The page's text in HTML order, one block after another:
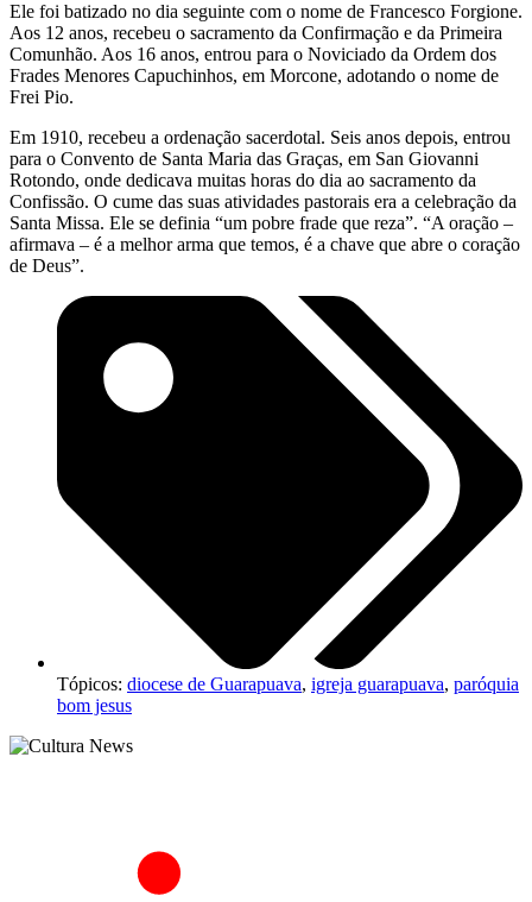
Ele foi batizado no dia seguinte com o nome de Francesco Forgione.
Aos 12 anos, recebeu o sacramento da Confirmação e da Primeira
Comunhão. Aos 16 anos, entrou para o Noviciado da Ordem dos
Frades Menores Capuchinhos, em Morcone, adotando o nome de
Frei Pio.
Em 1910, recebeu a ordenação sacerdotal. Seis anos depois, entrou
para o Convento de Santa Maria das Graças, em San Giovanni
Rotondo, onde dedicava muitas horas do dia ao sacramento da
Confissão. O cume das suas atividades pastorais era a celebração da
Santa Missa. Ele se definia “um pobre frade que reza”. “A oração –
afirmava – é a melhor arma que temos, é a chave que abre o coração
de Deus”.
Tópicos: diocese de Guarapuava, igreja guarapuava, paróquia
bom jesus